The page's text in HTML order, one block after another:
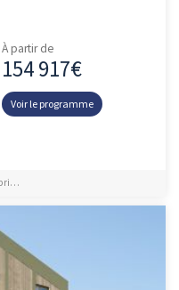
À partir de
154 917€
Voir le programme